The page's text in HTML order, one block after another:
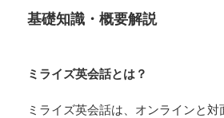
基礎知識・概要解説
ミライズ英会話とは？
ミライズ英会話は、オンラインと